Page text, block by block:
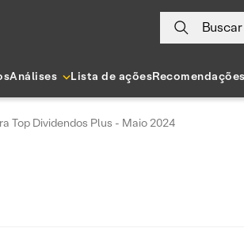
Buscar
Análises Lista de açõesRecomendações
Top Dividendos Plus - Maio 2024